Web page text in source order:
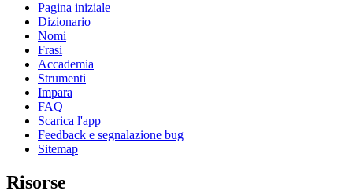
Pagina iniziale
Dizionario
Nomi
Frasi
Accademia
Strumenti
Impara
FAQ
Scarica l'app
Feedback e segnalazione bug
Sitemap
Risorse